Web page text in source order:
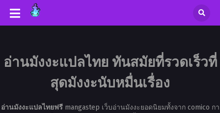
อ่านมังงะแปลไทย ทันสมัยที่รวดเร็วที่
สุดมังงะนับหมื่นเรื่อง
อ่านมังงะแปลไทยฟรีmangastep เว็บอ่านมังงะยอดนิยมทั้งจาก comico กา